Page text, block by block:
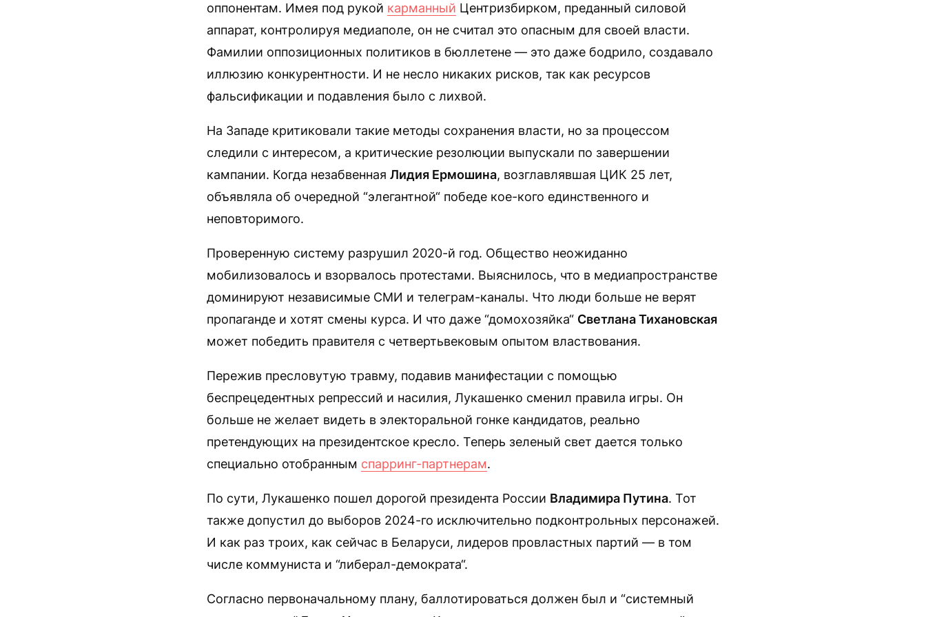
оппонентам. Имея под рукой карманный Центризбирком, преданный силовой
аппарат, контролируя медиаполе, он не считал это опасным для своей власти.
Фамилии оппозиционных политиков в бюллетене — это даже бодрило, создавало
иллюзию конкурентности. И не несло никаких рисков, так как ресурсов
фальсификации и подавления было с лихвой.
На Западе критиковали такие методы сохранения власти, но за процессом
следили с интересом, а критические резолюции выпускали по завершении
кампании. Когда незабвенная Лидия Ермошина, возглавлявшая ЦИК 25 лет,
объявляла об очередной “элегантной“ победе кое-кого единственного и
неповторимого.
Проверенную систему разрушил 2020-й год. Общество неожиданно
мобилизовалось и взорвалось протестами. Выяснилось, что в медиапространстве
доминируют независимые СМИ и телеграм-каналы. Что люди больше не верят
пропаганде и хотят смены курса. И что даже “домохозяйка“ Светлана Тихановская
может победить правителя с четвертьвековым опытом властвования.
Пережив пресловутую травму, подавив манифестации с помощью
беспрецедентных репрессий и насилия, Лукашенко сменил правила игры. Он
больше не желает видеть в электоральной гонке кандидатов, реально
претендующих на президентское кресло. Теперь зеленый свет дается только
специально отобранным спарринг-партнерам.
По сути, Лукашенко пошел дорогой президента России Владимира Путина. Тот
также допустил до выборов 2024-го исключительно подконтрольных персонажей.
И как раз троих, как сейчас в Беларуси, лидеров провластных партий — в том
числе коммуниста и “либерал-демократа“.
Согласно первоначальному плану, баллотироваться должен был и “системный